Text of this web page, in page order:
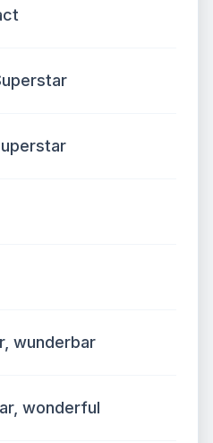
wunderbar
wonderful